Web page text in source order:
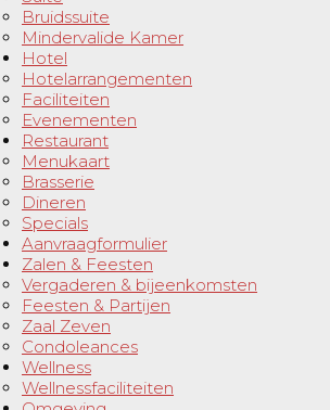
Bruidssuite
Mindervalide Kamer
Hotel
Hotelarrangementen
Faciliteiten
Evenementen
Restaurant
Menukaart
Brasserie
Dineren
Specials
Aanvraagformulier
Zalen & Feesten
Vergaderen & bijeenkomsten
Feesten & Partijen
Zaal Zeven
Condoleances
Wellness
Wellnessfaciliteiten